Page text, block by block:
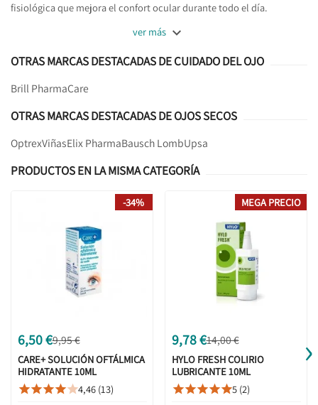
fisiológica que mejora el confort ocular durante todo el día.
ver más 
OTRAS MARCAS DESTACADAS DE CUIDADO DEL OJO
Brill PharmaCare
OTRAS MARCAS DESTACADAS DE OJOS SECOS
OptrexViñasElix PharmaBausch LombUpsa
PRODUCTOS EN LA MISMA CATEGORÍA
6,50 €9,95 €
CARE+ SOLUCIÓN OFTÁLMICA
HIDRATANTE 10ML
4,46 (13)
-34%
9,78 €14,00 €
HYLO FRESH COLIRIO
LUBRICANTE 10ML
5 (2)
MEGA PRECIO
›